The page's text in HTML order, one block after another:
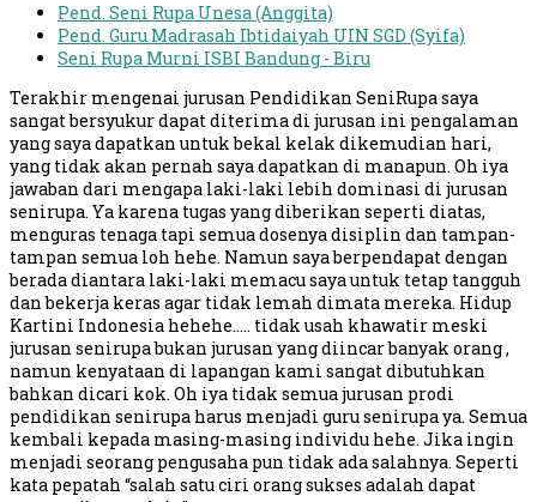
Pend. Seni Rupa Unesa (Anggita)
Pend. Guru Madrasah Ibtidaiyah UIN SGD (Syifa)
Seni Rupa Murni ISBI Bandung - Biru
Terakhir mengenai jurusan Pendidikan SeniRupa saya
sangat bersyukur dapat diterima di jurusan ini pengalaman
yang saya dapatkan untuk bekal kelak dikemudian hari,
yang tidak akan pernah saya dapatkan di manapun. Oh iya
jawaban dari mengapa laki-laki lebih dominasi di jurusan
senirupa. Ya karena tugas yang diberikan seperti diatas,
menguras tenaga tapi semua dosenya disiplin dan tampan-
tampan semua loh hehe. Namun saya berpendapat dengan
berada diantara laki-laki memacu saya untuk tetap tangguh
dan bekerja keras agar tidak lemah dimata mereka. Hidup
Kartini Indonesia hehehe….. tidak usah khawatir meski
jurusan senirupa bukan jurusan yang diincar banyak orang ,
namun kenyataan di lapangan kami sangat dibutuhkan
bahkan dicari kok. Oh iya tidak semua jurusan prodi
pendidikan senirupa harus menjadi guru senirupa ya. Semua
kembali kepada masing-masing individu hehe. Jika ingin
menjadi seorang pengusaha pun tidak ada salahnya. Seperti
kata pepatah “salah satu ciri orang sukses adalah dapat